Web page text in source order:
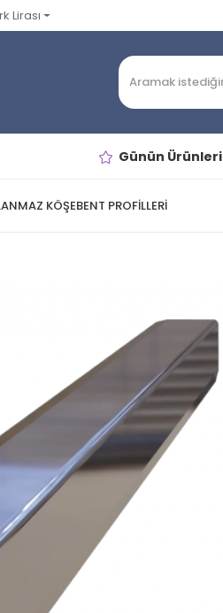
Lirası
Günün Ürünleri
KÖŞEBENT PROFİLLERİ